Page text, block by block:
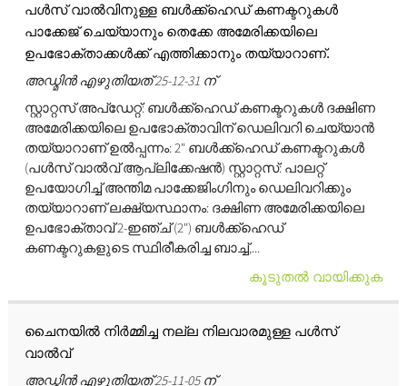
പൾസ് വാൽവിനുള്ള ബൾക്ക്ഹെഡ് കണക്ടറുകൾ
പാക്കേജ് ചെയ്യാനും തെക്കേ അമേരിക്കയിലെ
ഉപഭോക്താക്കൾക്ക് എത്തിക്കാനും തയ്യാറാണ്.
അഡ്മിൻ എഴുതിയത് 25-12-31 ന്
സ്റ്റാറ്റസ് അപ്‌ഡേറ്റ്: ബൾക്ക്ഹെഡ് കണക്ടറുകൾ ദക്ഷിണ
അമേരിക്കയിലെ ഉപഭോക്താവിന് ഡെലിവറി ചെയ്യാൻ
തയ്യാറാണ് ഉൽപ്പന്നം: 2" ബൾക്ക്ഹെഡ് കണക്ടറുകൾ
(പൾസ് വാൽവ് ആപ്ലിക്കേഷൻ) സ്റ്റാറ്റസ്: പാലറ്റ്
ഉപയോഗിച്ച് അന്തിമ പാക്കേജിംഗിനും ഡെലിവറിക്കും
തയ്യാറാണ് ലക്ഷ്യസ്ഥാനം: ദക്ഷിണ അമേരിക്കയിലെ
ഉപഭോക്താവ് 2-ഇഞ്ച് (2") ബൾക്ക്ഹെഡ്
കണക്ടറുകളുടെ സ്ഥിരീകരിച്ച ബാച്ച്,...
കൂടുതൽ വായിക്കുക
ചൈനയിൽ നിർമ്മിച്ച നല്ല നിലവാരമുള്ള പൾസ്
വാൽവ്
അഡ്മിൻ എഴുതിയത് 25-11-05 ന്